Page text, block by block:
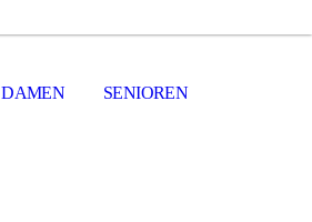
DAMEN SENIOREN